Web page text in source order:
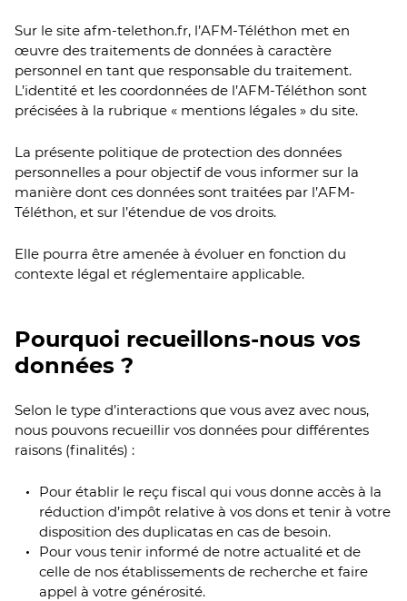
Sur le site afm-telethon.fr, l’AFM-Téléthon met en
œuvre des traitements de données à caractère
personnel en tant que responsable du traitement.
L’identité et les coordonnées de l’AFM-Téléthon sont
précisées à la rubrique « mentions légales » du site.
La présente politique de protection des données
personnelles a pour objectif de vous informer sur la
manière dont ces données sont traitées par l’AFM-
Téléthon, et sur l’étendue de vos droits.
Elle pourra être amenée à évoluer en fonction du
contexte légal et réglementaire applicable.
Pourquoi recueillons-nous vos
données ?
Selon le type d’interactions que vous avez avec nous,
nous pouvons recueillir vos données pour différentes
raisons (finalités) :
Pour établir le reçu fiscal qui vous donne accès à la
réduction d’impôt relative à vos dons et tenir à votre
disposition des duplicatas en cas de besoin.
Pour vous tenir informé de notre actualité et de
celle de nos établissements de recherche et faire
appel à votre générosité.